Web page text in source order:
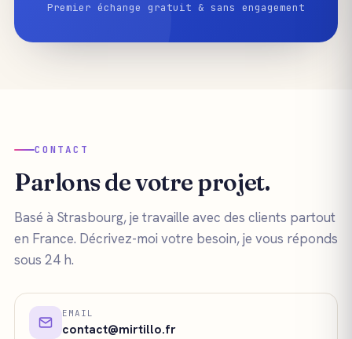
Premier échange gratuit & sans engagement
CONTACT
Parlons de votre projet.
Basé à Strasbourg, je travaille avec des clients partout
en France. Décrivez-moi votre besoin, je vous réponds
sous 24 h.
EMAIL
contact@mirtillo.fr